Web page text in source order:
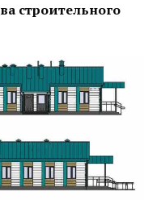
строительного